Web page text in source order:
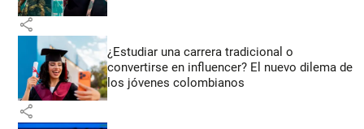
share
¿Estudiar una carrera tradicional o
convertirse en influencer? El nuevo dilema de
los jóvenes colombianos
share